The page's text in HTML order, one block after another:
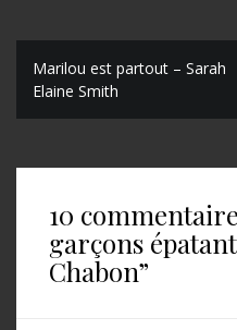
N
a
Marilou est partout – Sarah
Elaine Smith
10
garçons
Chabon”